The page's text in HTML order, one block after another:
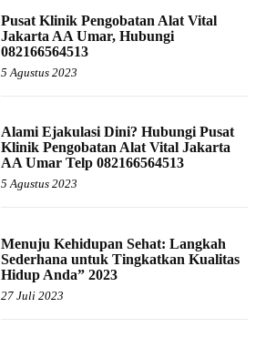
Pusat Klinik Pengobatan Alat Vital
Jakarta AA Umar, Hubungi
082166564513
5 Agustus 2023
Alami Ejakulasi Dini? Hubungi Pusat
Klinik Pengobatan Alat Vital Jakarta
AA Umar Telp 082166564513
5 Agustus 2023
Menuju Kehidupan Sehat: Langkah
Sederhana untuk Tingkatkan Kualitas
Hidup Anda” 2023
27 Juli 2023